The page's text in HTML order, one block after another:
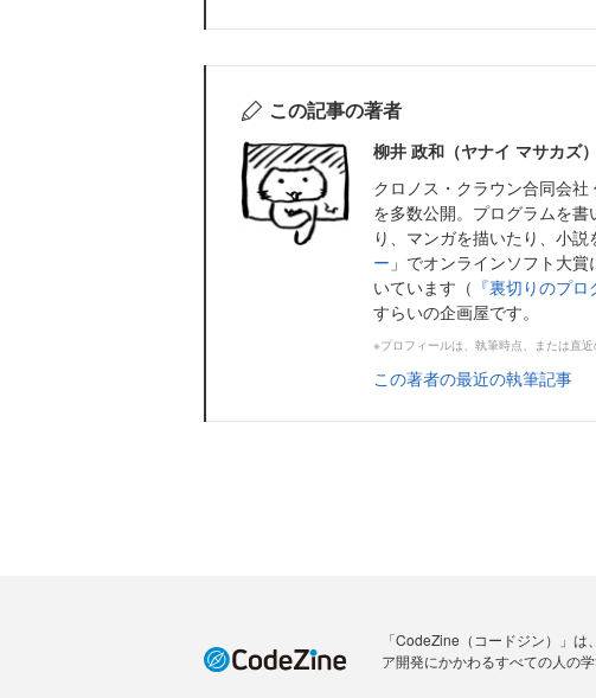
この記事の著者
柳井 政和（ヤナイ マサカズ）
クロノス・クラウン合同会社
を多数公開。プログラムを
り、マンガを描いたり、小
ー 」でオンラインソフト大
いています（ 『裏切りのプ
すらいの企画屋です。
※プロフィールは、執筆時点、または直
この著者の最近の執筆記事
「CodeZine（コードジン）」
ア開発にかかわるすべての人の